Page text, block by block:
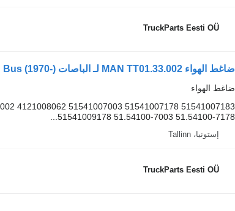
TruckParts Eesti OÜ
ضاغط الهواء MAN TT01.33.002 لـ الباصات MAN Bus (1970-)
ضاغط الهواء
4121008062 51541007003 51541007178 51541007183
51541009178 51.54100-7003 51.54100-7178...
إستونيا، Tallinn
TruckParts Eesti OÜ